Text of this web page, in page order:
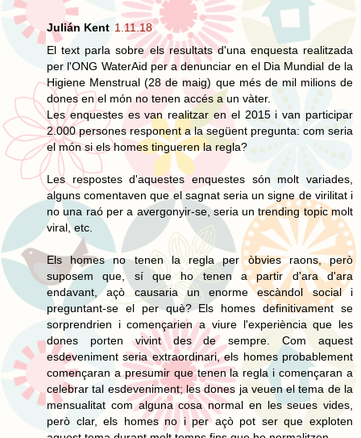
Julián Kent 1.11.18
El text parla sobre els resultats d'una enquesta realitzada
per l'ONG WaterAid per a denunciar en el Dia Mundial de la
Higiene Menstrual (28 de maig) que més de mil milions de
dones en el món no tenen accés a un vàter.
Les enquestes es van realitzar en el 2015 i van participar
2.000 persones responent a la següent pregunta: com seria
el món si els homes tingueren la regla?
Les respostes d'aquestes enquestes són molt variades,
alguns comentaven que el sagnat seria un signe de virilitat i
no una raó per a avergonyir-se, seria un trending topic molt
viral, etc.
Els homes no tenen la regla per òbvies raons, però
suposem que, sí que ho tenen a partir d'ara d'ara
endavant, açò causaria un enorme escàndol social i
preguntant-se el per què? Els homes definitivament se
sorprendrien i començarien a viure l'experiència que les
dones porten vivint des de sempre. Com aquest
esdeveniment seria extraordinari, els homes probablement
començaran a presumir que tenen la regla i començaran a
celebrar tal esdeveniment; les dones ja veuen el tema de la
mensualitat com alguna cosa normal en les seues vides,
però clar, els homes no i per açò pot ser que exploten